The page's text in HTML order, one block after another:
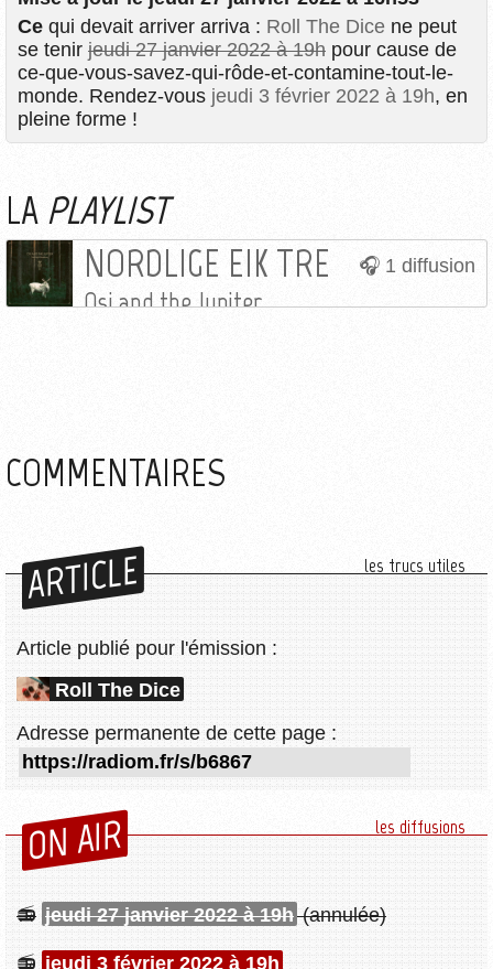
Ce qui devait arriver arriva : Roll The Dice ne peut
se tenir jeudi 27 janvier 2022 à 19h pour cause de
ce-que-vous-savez-qui-rôde-et-contamine-tout-le-
monde. Rendez-vous jeudi 3 février 2022 à 19h, en
pleine forme !
LA PLAYLIST
1 diffusion
NORDLIGE EIK TRE
Osi and the Jupiter
COMMENTAIRES
ARTICLE les trucs utiles
Article publié pour l'émission :
Roll The Dice
Adresse permanente de cette page :
ON AIR les diffusions
jeudi 27 janvier 2022 à 19h(annulée)
jeudi 3 février 2022 à 19h